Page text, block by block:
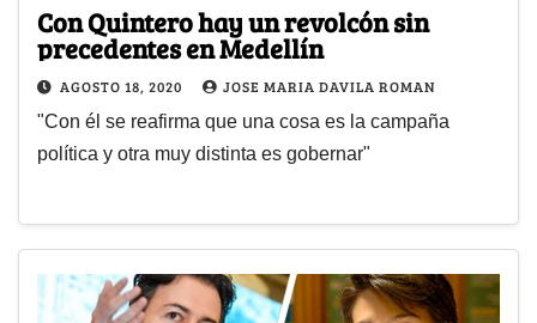
Con Quintero hay un revolcón sin
precedentes en Medellín
AGOSTO 18, 2020 JOSE MARIA DAVILA ROMAN
"Con él se reafirma que una cosa es la campaña
política y otra muy distinta es gobernar"